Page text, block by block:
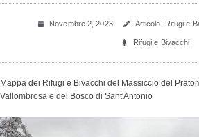
Novembre 2, 2023 Articolo: Rifugi e
Rifugi e Bivacchi
Mappa dei Rifugi e Bivacchi del Massiccio del
Vallombrosa e del Bosco di Sant'Antonio